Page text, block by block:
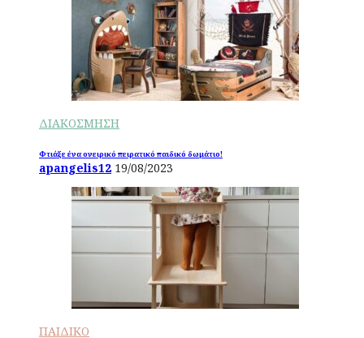
ΔΙΑΚΟΣΜΗΣΗ
Φτιάξε ένα ονειρικό πειρατικό παιδικό δωμάτιο!
apangelis12 19/08/2023
ΠΑΙΔΙΚΟ